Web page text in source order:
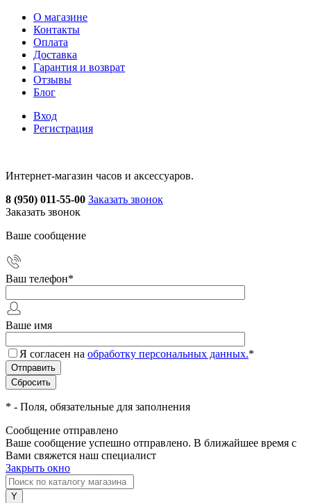
О магазине
Контакты
Оплата
Доставка
Гарантия и возврат
Отзывы
Блог
Вход
Регистрация
Интернет-магазин часов и аксессуаров.
8 (950) 011-55-00 Заказать звонок
Заказать звонок
Ваше сообщение
Ваш телефон*
Ваше имя
Я согласен на обработку персональных данных.*
* - Поля, обязательные для заполнения
Сообщение отправлено
Ваше сообщение успешно отправлено. В ближайшее время с
Вами свяжется наш специалист
Закрыть окно